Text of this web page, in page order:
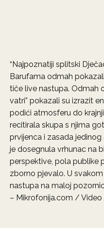
“Najpoznatiji splitski
Barufama odmah
tiče live nastupa. Odmah
vatri” pokazali su izrazit
podići atmosferu do
recitirala skupa s njima
prvijenca i zasada jedinog
je dosegnula vrhunac na
perspektive, pola publike
zborno pjevalo. U
nastupa na maloj
– Mikrofonija.com / Video